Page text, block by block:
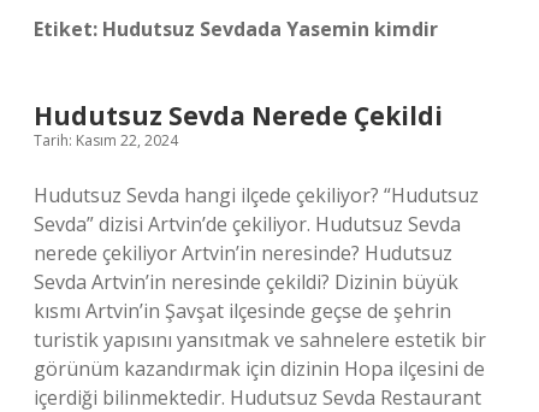
Etiket: Hudutsuz Sevdada Yasemin kimdir
Hudutsuz Sevda Nerede Çekildi
Tarih: Kasım 22, 2024
Hudutsuz Sevda hangi ilçede çekiliyor? “Hudutsuz
Sevda” dizisi Artvin’de çekiliyor. Hudutsuz Sevda
nerede çekiliyor Artvin’in neresinde? Hudutsuz
Sevda Artvin’in neresinde çekildi? Dizinin büyük
kısmı Artvin’in Şavşat ilçesinde geçse de şehrin
turistik yapısını yansıtmak ve sahnelere estetik bir
görünüm kazandırmak için dizinin Hopa ilçesini de
içerdiği bilinmektedir. Hudutsuz Sevda Restaurant